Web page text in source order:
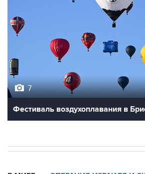
Фестиваль воздухоплавания в